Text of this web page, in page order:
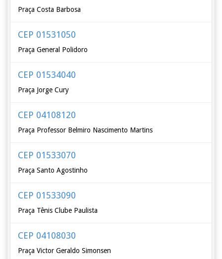
Praça Costa Barbosa
CEP 01531050
Praça General Polidoro
CEP 01534040
Praça Jorge Cury
CEP 04108120
Praça Professor Belmiro Nascimento Martins
CEP 01533070
Praça Santo Agostinho
CEP 01533090
Praça Tênis Clube Paulista
CEP 04108030
Praça Victor Geraldo Simonsen